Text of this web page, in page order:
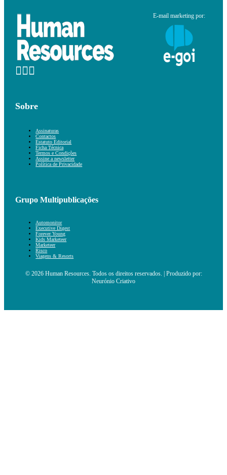
E-mail marketing por:
Sobre
Assinaturas
Contactos
Estatuto Editorial
Ficha Técnica
Termos e Condições
Assine a newsletter
Política de Privacidade
Grupo Multipublicações
Automonitor
Executive Digest
Forever Young
Kids Marketeer
Marketeer
Risco
Viagens & Resorts
© 2026 Human Resources. Todos os direitos reservados. | Produzido por:
Neurónio Criativo